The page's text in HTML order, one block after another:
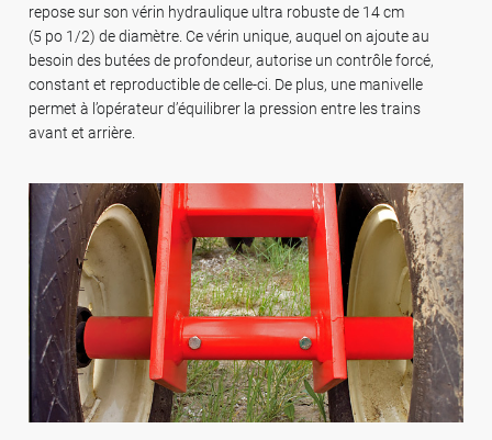
repose sur son vérin hydraulique ultra robuste de 14 cm
(5 po 1/2) de diamètre. Ce vérin unique, auquel on ajoute au
besoin des butées de profondeur, autorise un contrôle forcé,
constant et reproductible de celle-ci. De plus, une manivelle
permet à l’opérateur d’équilibrer la pression entre les trains
avant et arrière.